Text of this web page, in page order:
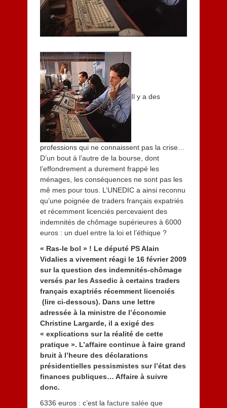
Il y a des
professions qui ne connaissent pas la crise…
D’un bout à l’autre de la bourse, dont
l’effondrement a durement frappé les
ménages, les conséquences ne sont pas les
mê mes pour tous. L’UNEDIC a ainsi reconnu
qu’une poignée de traders français expatriés
et récemment licenciés percevaient des
indemnités de chômage supérieures à 6000
euros : un duel entre la loi et l’éthique ?
« Ras-le bol » ! Le député PS Alain
Vidalies a vivement réagi le 16 février 2009
sur la question des indemnités-chômage
versés par les Assedic à certains traders
français exaptriés récemment licenciés
(lire ci-dessous). Dans une lettre
adressée à la ministre de l’économie
Christine Largarde, il a exigé des
« explications sur la réalité de cette
pratique ». L’affaire continue à faire grand
bruit à l’heure des déclarations
présidentielles pessismistes sur l’état des
finances publiques… Affaire à suivre
donc.
6336 euros : c’est la facture salée que